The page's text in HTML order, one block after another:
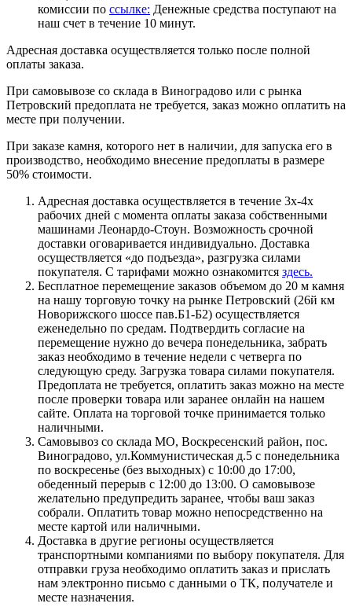
комиссии по ссылке: Денежные средства поступают на
наш счет в течение 10 минут.
Адресная доставка осуществляется только после полной
оплаты заказа.
При самовывозе со склада в Виноградово или с рынка
Петровский предоплата не требуется, заказ можно оплатить на
месте при получении.
При заказе камня, которого нет в наличии, для запуска его в
производство, необходимо внесение предоплаты в размере
50% стоимости.
Адресная доставка осуществляется в течение 3х-4х
рабочих дней с момента оплаты заказа собственными
машинами Леонардо-Стоун. Возможность срочной
доставки оговаривается индивидуально. Доставка
осуществляется «до подъезда», разгрузка силами
покупателя. С тарифами можно ознакомится здесь.
Бесплатное перемещение заказов объемом до 20 м камня
на нашу торговую точку на рынке Петровский (26й км
Новорижского шоссе пав.Б1-Б2) осуществляется
еженедельно по средам. Подтвердить согласие на
перемещение нужно до вечера понедельника, забрать
заказ необходимо в течение недели с четверга по
следующую среду. Загрузка товара силами покупателя.
Предоплата не требуется, оплатить заказ можно на месте
после проверки товара или заранее онлайн на нашем
сайте. Оплата на торговой точке принимается только
наличными.
Самовывоз со склада МО, Воскресенский район, пос.
Виноградово, ул.Коммунистическая д.5 с понедельника
по воскресенье (без выходных) с 10:00 до 17:00,
обеденный перерыв с 12:00 до 13:00. О самовывозе
желательно предупредить заранее, чтобы ваш заказ
собрали. Оплатить товар можно непосредственно на
месте картой или наличными.
Доставка в другие регионы осуществляется
транспортными компаниями по выбору покупателя. Для
отправки груза необходимо оплатить заказ и прислать
нам электронно письмо с данными о ТК, получателе и
месте назначения.